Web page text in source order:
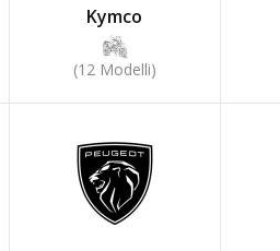
Kymco
(12 Modelli)